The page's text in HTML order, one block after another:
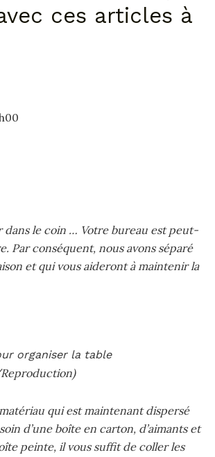
ces articles à
dans le coin … Votre bureau est peut-
Par conséquent, nous avons séparé
et qui vous aideront à maintenir la
qui est maintenant dispersé
d’une boîte en carton, d’aimants et
peinte, il vous suffit de coller les